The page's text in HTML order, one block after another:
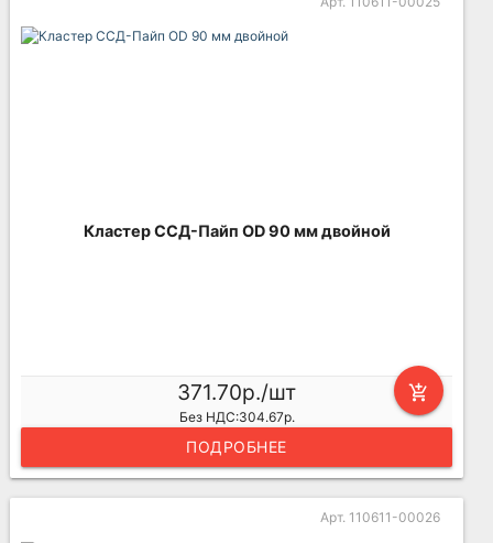
Кластер ССД-Пайп OD 90 мм двойной
add_shopping_cart
371.70р./шт
Без НДС:304.67р.
ПОДРОБНЕЕ
Арт. 110611-00026